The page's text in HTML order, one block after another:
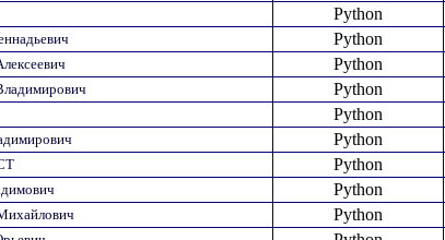
Python
Python
Python
Python
Python
Python
Python
Python
Python